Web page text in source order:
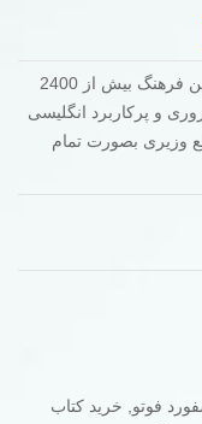
فرهنگ انگلیسی به انگلیسی مصور آکسفورد.این فرهنگ بیش از 2400
که بیش از 3000 واژه ضروری و پرکاربرد انگلیسی
وزیری بصورت تمام
فوتو,
خرید کتاب